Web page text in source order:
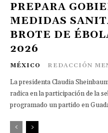
PREPARA
MEDIDAS
BROTE DE
2026
MÉXICO REDACCIÓN
La presidenta Claudia
radica en la participación de la
programado un partido en